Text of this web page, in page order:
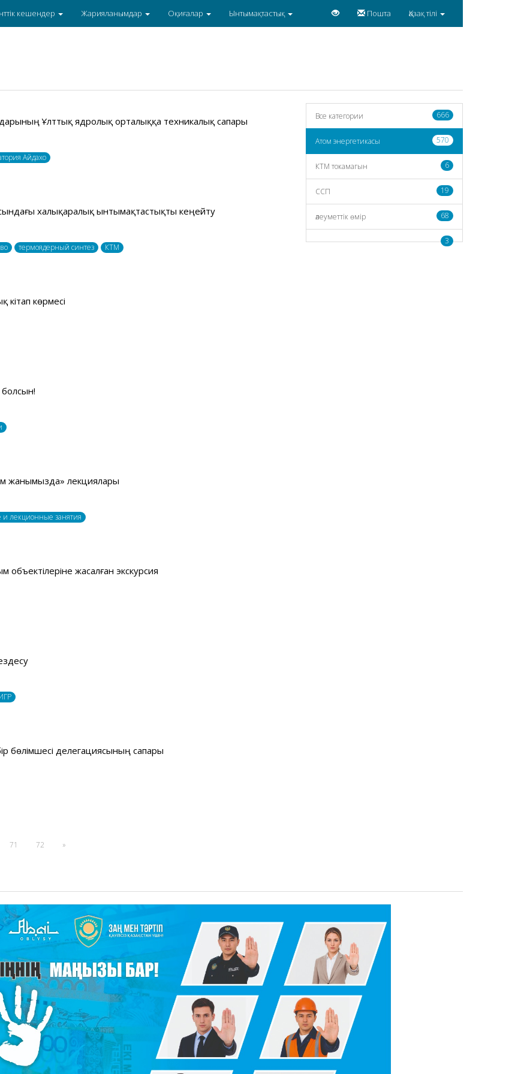
кешендер Жарияланымдар Оқиғалар Ынтымақтастық Пошта Қазақ тілі
Ұлттық ядролық орталыққа техникалық сапары
Айдахо
халықаралық ынтымақтастықты кеңейту
термоядерный синтез КТМ
кітап көрмесі
жанымызда» лекциялары
и лекционные занятия
жасалған экскурсия
бөлімшесі делегациясының сапары
71 72 »
Все категории 666
Атом энергетикасы 570
КТМ токамагын 6
CCП 19
әлеуметтік өмір 68
3